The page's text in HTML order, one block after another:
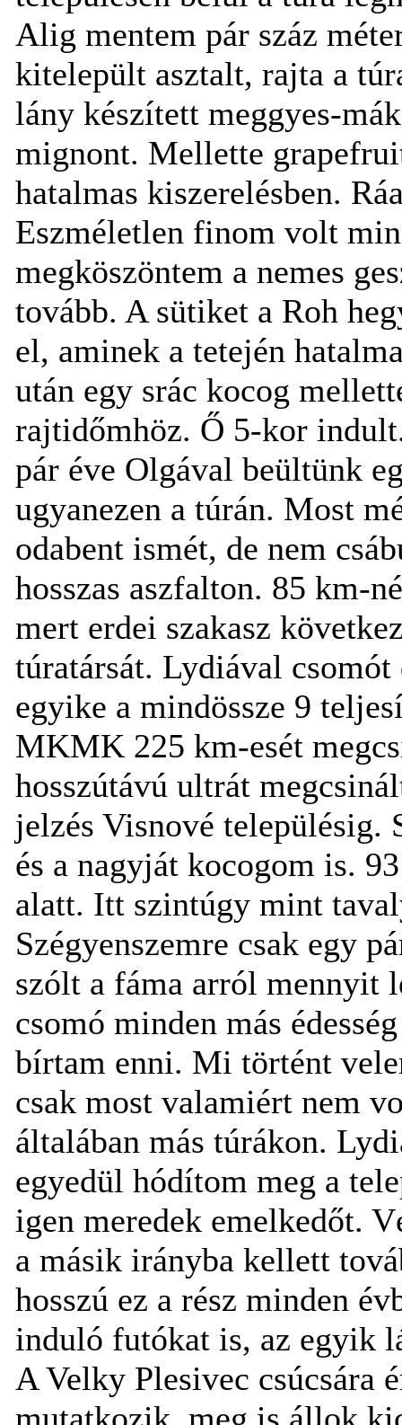
Alig mentem pár száz
kitelepült asztalt, rajta a
lány készített meggyes-
mignont. Mellette
hatalmas kiszerelésben.
Eszméletlen finom volt
megköszöntem a nemes
tovább. A sütiket a Roh
el, aminek a tetején
után egy srác kocog
rajtidőmhöz. Ő 5-kor
pár éve Olgával beültünk
ugyanezen a túrán. Most
odabent ismét, de nem
hosszas aszfalton. 85 km-
mert erdei szakasz
túratársát. Lydiával
egyike a mindössze 9
MKMK 225 km-esét
hosszútávú ultrát
jelzés Visnové településig.
és a nagyját kocogom is.
alatt. Itt szintúgy mint
Szégyenszemre csak egy
szólt a fáma arról mennyit
csomó minden más
bírtam enni. Mi történt
csak most valamiért nem
általában más túrákon.
egyedül hódítom meg a
igen meredek emelkedőt.
a másik irányba kellett
hosszú ez a rész minden
induló futókat is, az egyik
A Velky Plesivec csúcsára